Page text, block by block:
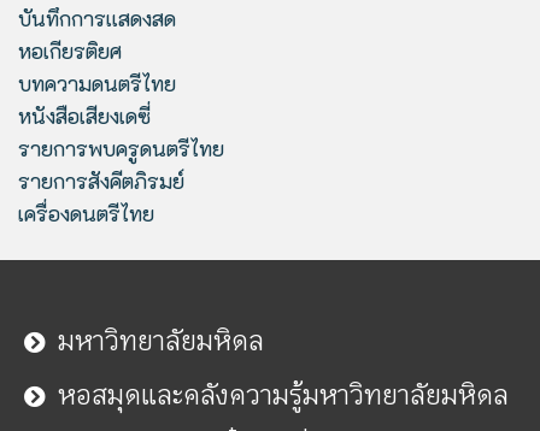
บันทึกการแสดงสด
หอเกียรติยศ
บทความดนตรีไทย
หนังสือเสียงเดซี่
รายการพบครูดนตรีไทย
รายการสังคีตภิรมย์
เครื่องดนตรีไทย
มหาวิทยาลัยมหิดล
หอสมุดและคลังความรู้มหาวิทยาลัยมหิดล